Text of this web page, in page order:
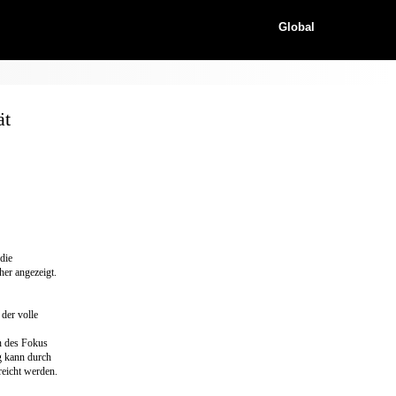
Global
angezeigt.
volle
des Fokus
kann durch
werden.